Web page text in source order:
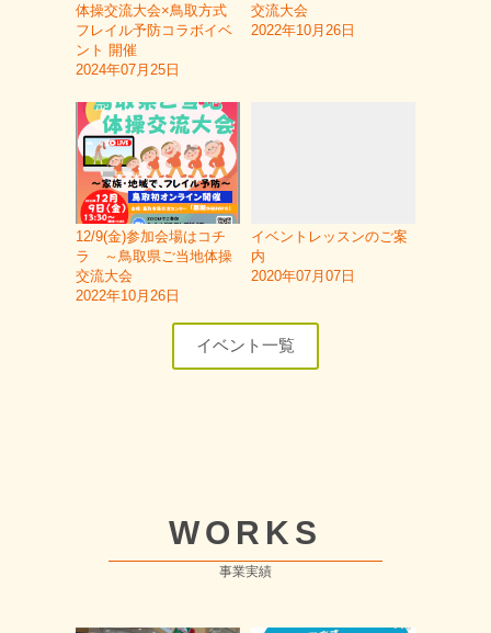
体操交流大会×鳥取方式
フレイル予防コラボイベ
ント 開催
2024年07月25日
交流大会
2022年10月26日
12/9(金)参加会場はコチ
ラ ～鳥取県ご当地体操
交流大会
2022年10月26日
イベントレッスンのご案
内
2020年07月07日
イベント一覧
WORKS
事業実績